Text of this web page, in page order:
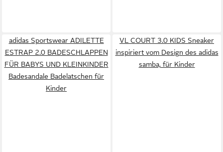
adidas Sportswear ADILETTE
ESTRAP 2.0 BADESCHLAPPEN
FÜR BABYS UND KLEINKINDER
Badesandale Badelatschen für
Kinder
VL COURT 3.0 KIDS Sneaker
inspiriert vom Design des adidas
samba, für Kinder